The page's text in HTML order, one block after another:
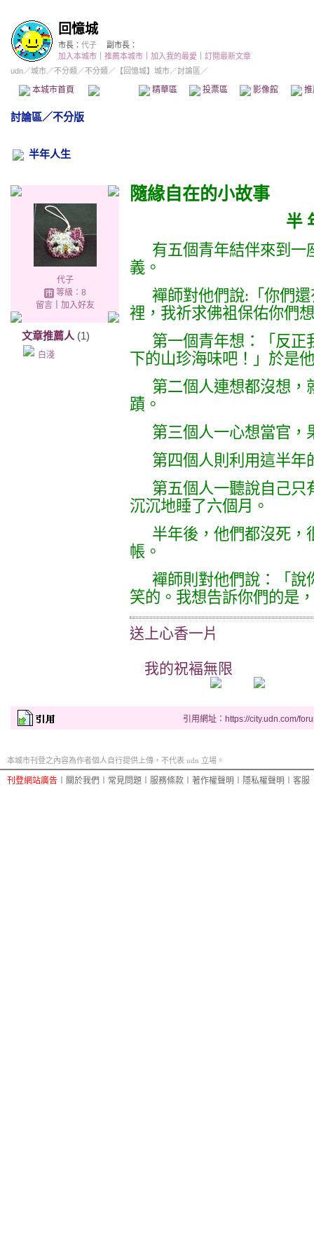
回憶城
市長： 代子
副市長：
加入本城市
推薦本城市 加入我的最愛
訂閱最新文章
udn／城市／不分類 ／不分類 ／ 【回憶城】城市／討論區／
本城市首頁 精華區 投票區 影像館
討論區／不分版
半年人生
代子
等級：8
留言｜ 加入好友
文章推薦人 (1)
白淺
隨緣自在的小故事
半
有五個青年結伴來到一
義。
襌師對他們說: 「你們
裡，我祈求佛袓保佑你們
第一個青年想：「反正
下的山珍海味吧！」於是
第二個人連想都沒想，
蹟。
第三個人一心想當官，
第四個人則利用這半年
第五個人一聽說自己只
沉沉地睡了六個月。
半年後，他們都沒死，
帳。
襌師則對他們說：「說
笑的。我想告訴你們的是
送上心香一片
我的祝褔無限
引用網址：https://city.udn.com/
本城市刊登之內容為作者個人自行提供上傳，不代表 udn 立場。
刊登網站廣告 關於我們 常見問題 服務條款 著作權聲明 隱私權聲明 客服